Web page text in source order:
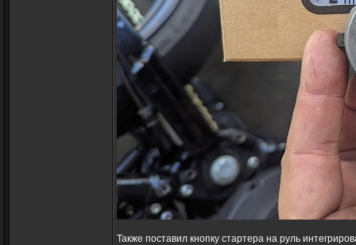
Также поставил кнопку стартера на руль